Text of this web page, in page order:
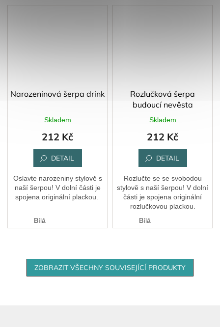
Narozeninová šerpa drink
Skladem
212 Kč
DETAIL
Oslavte narozeniny stylově s
naší šerpou! V dolní části je
spojena originální plackou.
Bílá
Rozlučková šerpa
budoucí nevěsta
Skladem
212 Kč
DETAIL
Rozlučte se se svobodou
stylově s naší šerpou! V dolní
části je spojena originální
rozlučkovou plackou.
Bílá
ZOBRAZIT VŠECHNY SOUVISEJÍCÍ PRODUKTY